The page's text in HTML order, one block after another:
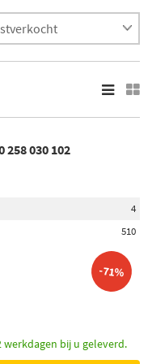
258 030 102
4
510
-71%
bij u geleverd.